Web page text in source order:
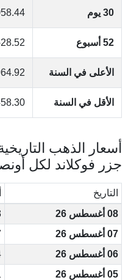
30 يوم
52 أسبوع
الأعلى في السنة
الأقل في السنة
أسعار الذهب
جزر فوكلاند لكل
التاريخ
08 أغسطس 26
07 أغسطس 26
06 أغسطس 26
05 أغسطس 26